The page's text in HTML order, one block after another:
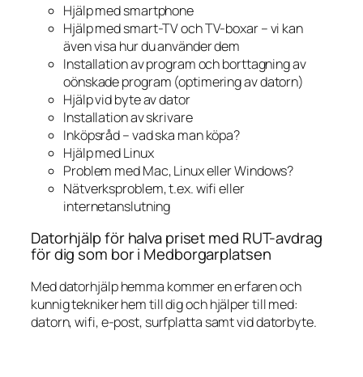
Hjälp med smartphone
Hjälp med smart-TV och TV-boxar – vi kan
även visa hur du använder dem
Installation av program och borttagning av
oönskade program (optimering av datorn)
Hjälp vid byte av dator
Installation av skrivare
Inköpsråd – vad ska man köpa?
Hjälp med Linux
Problem med Mac, Linux eller Windows?
Nätverksproblem, t.ex. wifi eller
internetanslutning
Datorhjälp för halva priset med RUT-avdrag
för dig som bor i Medborgarplatsen
Med datorhjälp hemma kommer en erfaren och
kunnig tekniker hem till dig och hjälper till med:
datorn, wifi, e-post, surfplatta samt vid datorbyte.